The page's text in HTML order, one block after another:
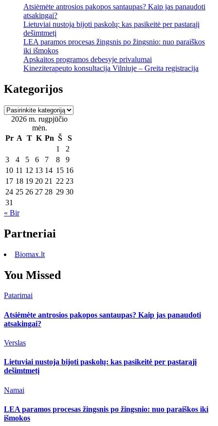
Atsiėmėte antrosios pakopos santaupas? Kaip jas panaudoti
atsakingai?
Lietuviai nustoja bijoti paskolų: kas pasikeitė per pastarąjį
dešimtmetį
LEA paramos procesas žingsnis po žingsnio: nuo paraiškos
iki išmokos
Apskaitos programos debesyje privalumai
Kineziterapeuto konsultacija Vilniuje – Greita registracija
Kategorijos
Kategorijos
2026 m. rugpjūčio
mėn.
Pr A T K Pn Š
S
1
2
3
4 5 6 7 8
9
10 11 12 13 14 15 16
17 18 19 20 21 22 23
24 25 26 27 28 29 30
31
« Bir
Partneriai
Biomax.lt
You Missed
Patarimai
Atsiėmėte antrosios pakopos santaupas? Kaip jas panaudoti
atsakingai?
Verslas
Lietuviai nustoja bijoti paskolų: kas pasikeitė per pastarąjį
dešimtmetį
Namai
LEA paramos procesas žingsnis po žingsnio: nuo paraiškos iki
išmokos